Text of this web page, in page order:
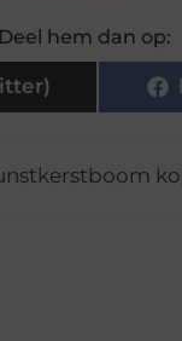
hem dan op: